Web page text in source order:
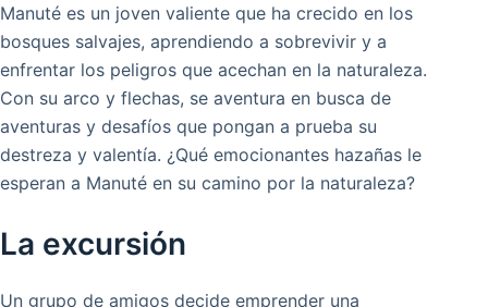
Manuté es un joven valiente que ha crecido en los
bosques salvajes, aprendiendo a sobrevivir y a
enfrentar los peligros que acechan en la naturaleza.
Con su arco y flechas, se aventura en busca de
aventuras y desafíos que pongan a prueba su
destreza y valentía. ¿Qué emocionantes hazañas le
esperan a Manuté en su camino por la naturaleza?
La excursión
Un grupo de amigos decide emprender una